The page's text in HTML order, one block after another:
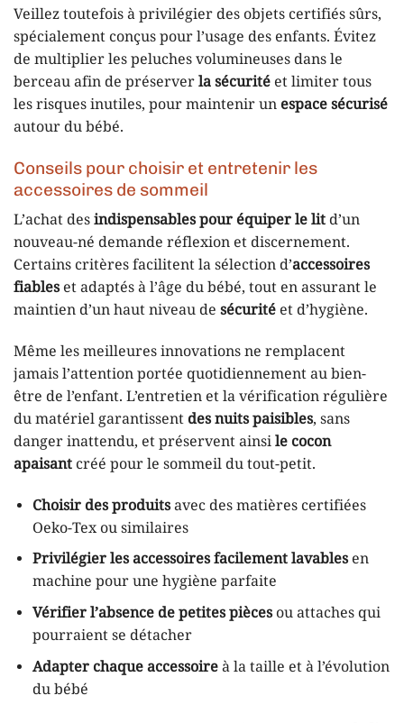
Veillez toutefois à privilégier des objets certifiés sûrs,
spécialement conçus pour l’usage des enfants. Évitez
de multiplier les peluches volumineuses dans le
berceau afin de préserverla sécuritéet limiter tous
les risques inutiles, pour maintenir unespace sécurisé
autour du bébé.
Conseils pour choisir et entretenir les
accessoires de sommeil
L’achat desindispensables pour équiper le litd’un
nouveau-né demande réflexion et discernement.
Certains critères facilitent la sélection d’accessoires
fiableset adaptés à l’âge du bébé, tout en assurant le
maintien d’un haut niveau de sécuritéet d’hygiène.
Même les meilleures innovations ne remplacent
jamais l’attention portée quotidiennement au bien-
être de l’enfant. L’entretien et la vérification régulière
du matériel garantissentdes nuits paisibles, sans
danger inattendu, et préservent ainsile cocon
apaisant créé pour le sommeil du tout-petit.
Choisir des produitsavec des matières certifiées
Oeko-Tex ou similaires
Privilégier les accessoires facilement lavablesen
machine pour une hygiène parfaite
Vérifier l’absence de petites piècesou attaches qui
pourraient se détacher
Adapter chaque accessoireà la taille et à l’évolution
du bébé